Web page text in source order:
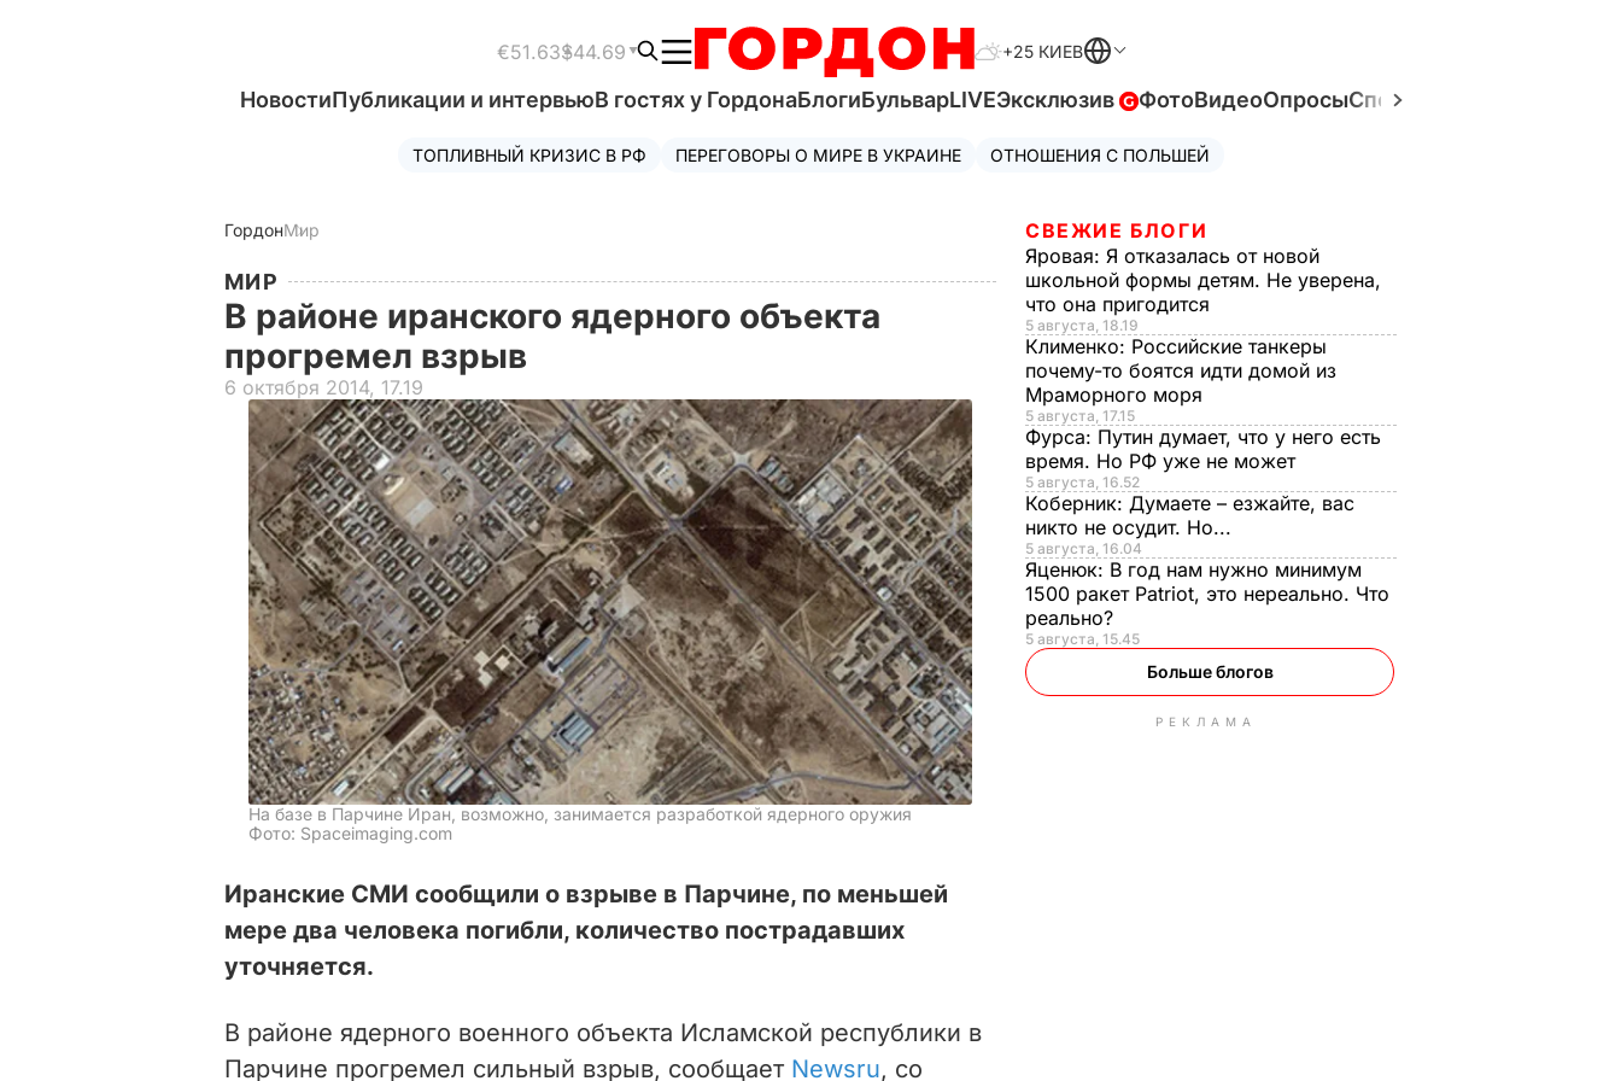
€51.63$44.69 +25 КИЕВ
НовостиПубликации и интервьюВ гостях у ГордонаБлогиБульварLIVEЭксклюзив ФотоВидеоОпросыСпецпроекты
ТОПЛИВНЫЙ КРИЗИС В РФ ПЕРЕГОВОРЫ О МИРЕ В УКРАИНЕ ОТНОШЕНИЯ С ПОЛЬШЕЙ
ГордонМир
МИР
В районе иранского ядерного объекта
прогремел взрыв
6 октября 2014, 17.19
На базе в Парчине Иран, возможно, занимается разработкой ядерного оружия
Фото: Spaceimaging.com
Иранские СМИ сообщили о взрыве в Парчине, по меньшей
мере два человека погибли, количество пострадавших
уточняется.
В районе ядерного военного объекта Исламской республики в
Парчине прогремел сильный взрыв, сообщает Newsru, со
СВЕЖИЕ БЛОГИ
Яровая: Я отказалась от новой
школьной формы детям. Не уверена,
что она пригодится
5 августа, 18.19
Клименко: Российские танкеры
почему-то боятся идти домой из
Мраморного моря
5 августа, 17.15
Фурса: Путин думает, что у него есть
время. Но РФ уже не может
5 августа, 16.52
Коберник: Думаете – езжайте, вас
никто не осудит. Но...
5 августа, 16.04
Яценюк: В год нам нужно минимум
1500 ракет Patriot, это нереально. Что
реально?
5 августа, 15.45
Больше блогов
РЕКЛАМА